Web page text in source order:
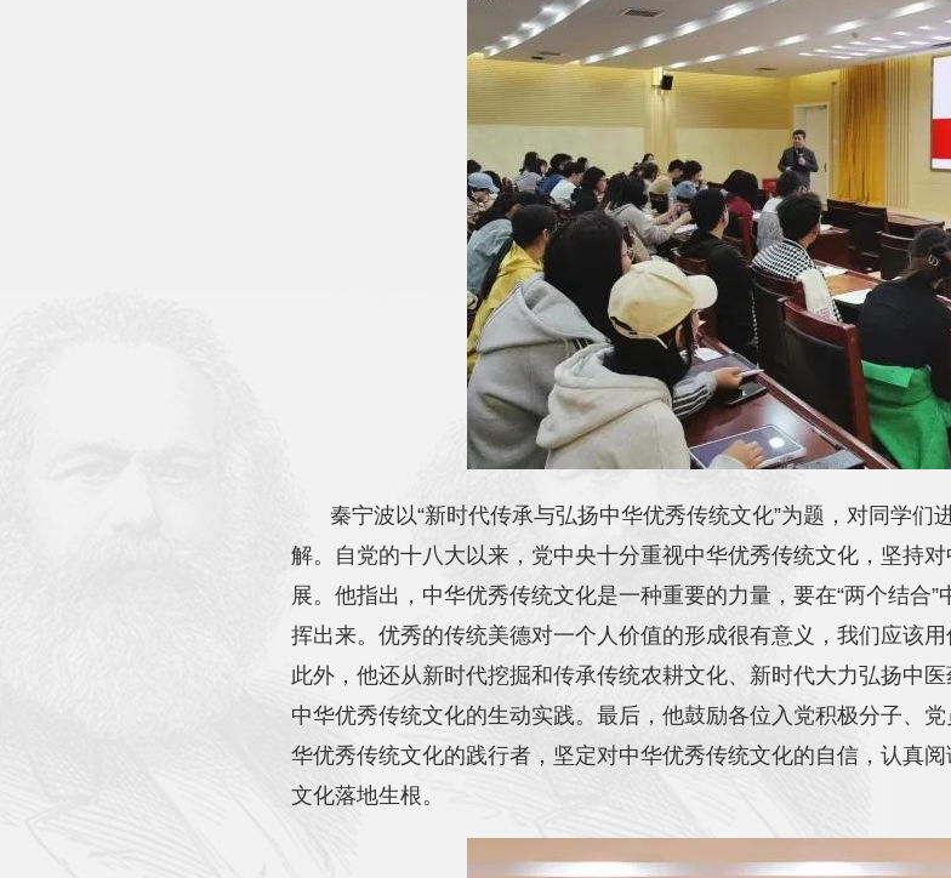
秦宁波以“新时代传承与弘扬中华优秀传统文化”为题，对同学们
解。自党的十八大以来，党中央十分重视中华优秀传统文化，坚持
展。他指出，中华优秀传统文化是一种重要的力量，要在“两个结合
挥出来。优秀的传统美德对一个人价值的形成很有意义，我们应该
此外，他还从新时代挖掘和传承传统农耕文化、新时代大力弘扬中
中华优秀传统文化的生动实践。最后，他鼓励各位入党积极分子、
华优秀传统文化的践行者，坚定对中华优秀传统文化的自信，认真
文化落地生根。